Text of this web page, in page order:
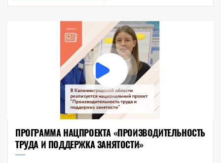
ПРОГРАММА НАЦПРОЕКТА «ПРОИЗВОДИТЕЛЬНОСТЬ
ТРУДА И ПОДДЕРЖКА ЗАНЯТОСТИ»